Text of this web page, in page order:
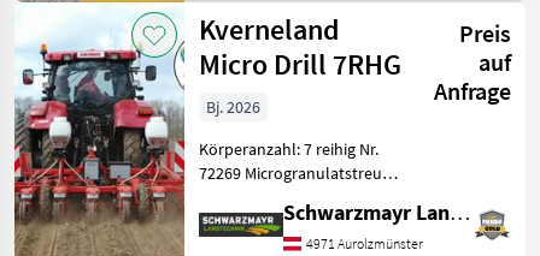
pneumatisch,
Reihendüngerstre
Pflege /
Kverneland
Kverneland
Micro Drill 7RHG
Preis
auf
Anfrage
Bj. 2026
Körperanzahl: 7 reihig Nr.
72269 Microgranulatstreuer
elektrischem Antrieb ohne
Schwarzmayr Landtechnik GmbH - Aurolzmünster
4971 Aurolzmünster